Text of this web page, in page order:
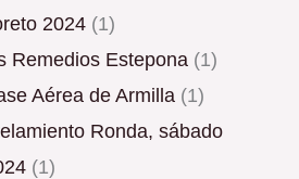
2024 (1)
Remedios Estepona (1)
Aérea de Armilla (1)
(1)